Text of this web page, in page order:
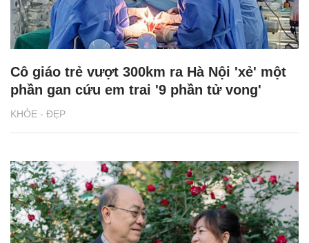
KHỎE - ĐẸP
Cô giáo trẻ vượt 300km ra Hà Nội 'xẻ' một
phần gan cứu em trai '9 phần tử vong'